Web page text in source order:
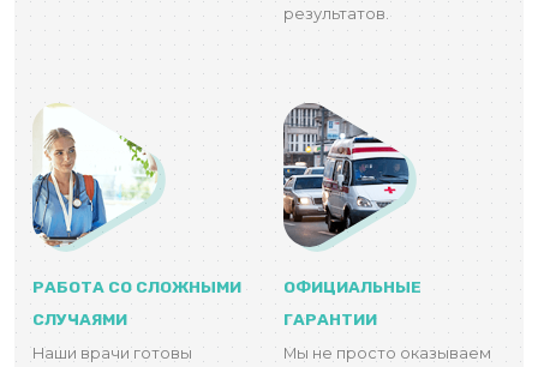
результатов.
РАБОТА СО СЛОЖНЫМИ
СЛУЧАЯМИ
Наши врачи готовы
ОФИЦИАЛЬНЫЕ
ГАРАНТИИ
Мы не просто оказываем